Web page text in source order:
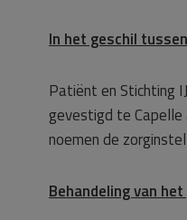
In het geschil
Patiënt en Stichting
gevestigd te Capelle
noemen de
Behandeling van